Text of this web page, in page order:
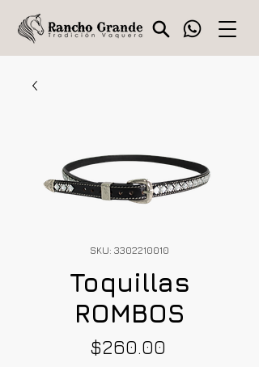
SKU: 3302210010
Toquillas
ROMBOS
$260.00